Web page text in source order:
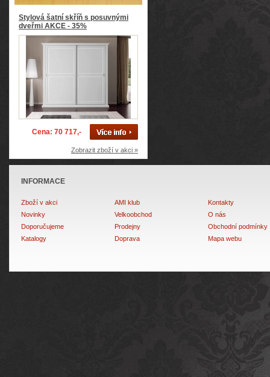
Stylová šatní skříň s posuvnými
dveřmi AKCE - 35%
Cena: 70 717,-
Zobrazit zboží v akci »
INFORMACE
Zboží v akci
Novinky
Doporučujeme
Katalogy
AMI klub
Velkoobchod
Prodejny
Doprava
Kontakty
O nás
Obchodní podmínky
Mapa webu